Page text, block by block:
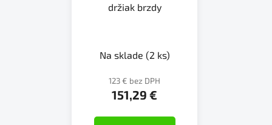
držiak brzdy
Na sklade (2 ks)
123 € bez DPH
151,29 €